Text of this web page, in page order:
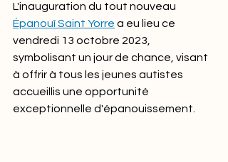
L'inauguration du tout nouveau
Épanouî Saint Yorre a eu lieu ce
vendredi 13 octobre 2023,
symbolisant un jour de chance, visant
à offrir à tous les jeunes autistes
accueillis une opportunité
exceptionnelle d'épanouissement.